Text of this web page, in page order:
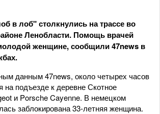
в лоб" столкнулись на трассе во
Ленобласти. Помощь врачей
женщине, сообщили 47news в
данным 47news, около четырех часов
на подъезде к деревне Скотное
и Porsche Cayenne. В немецком
заблокирована 33-летняя женщина.